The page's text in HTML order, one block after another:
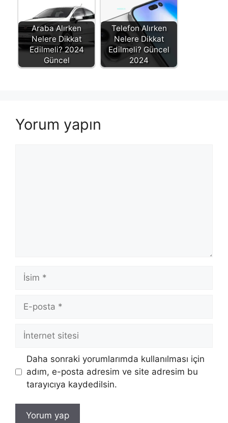
Araba Alırken
Nelere Dikkat
Edilmeli? 2024
Güncel
Telefon Alırken
Nelere Dikkat
Edilmeli? Güncel
2024
Yorum yapın
İsim
posta
İnternet
sitesi
Daha sonraki yorumlarımda kullanılması için
adım, e-posta adresim ve site adresim bu
tarayıcıya kaydedilsin.